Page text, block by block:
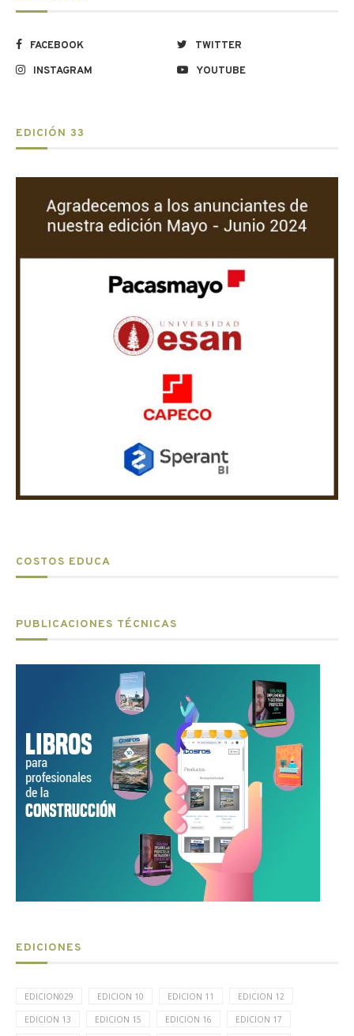
FACEBOOK
TWITTER
INSTAGRAM
YOUTUBE
EDICIÓN 33
COSTOS EDUCA
PUBLICACIONES TÉCNICAS
EDICIONES
EDICION029 EDICION 10 EDICION 11 EDICION 12
EDICION 13 EDICION 15 EDICION 16 EDICION 17